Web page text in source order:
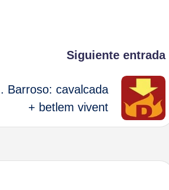
Siguiente entrada
Barroso: cavalcada
+ betlem vivent